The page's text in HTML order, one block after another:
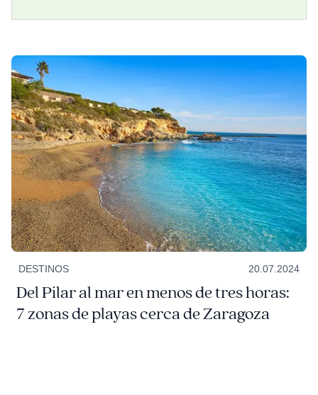
DESTINOS 20.07.2024
Del Pilar al mar en menos de tres horas:
7 zonas de playas cerca de Zaragoza